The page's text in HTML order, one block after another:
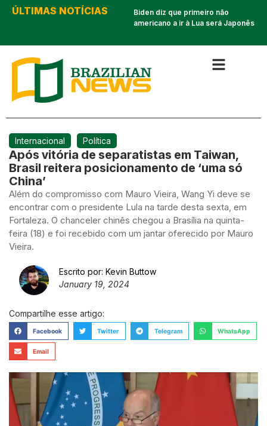
ÚLTIMAS NOTÍCIAS
Inter de Miami é eliminado e
Biden diz que primeiro não
americano a ir à Lua será Japonês
Internacional Política
Após vitória de separatistas em Taiwan,
Brasil reitera posicionamento de ‘uma só
China’
Além do compromisso com Mauro Vieira, Wang Yi deve se
encontrar com o presidente Lula na tarde desta sexta, em
Fortaleza. O chanceler chinês chegou a Brasília na quinta-
feira (18) e foi recebido com um jantar oferecido por Mauro
Vieira.
Escrito por: Kevin Buttow
January 19, 2024
Compartilhe esse artigo:
Facebook Twitter Telegram WhatsApp
Email